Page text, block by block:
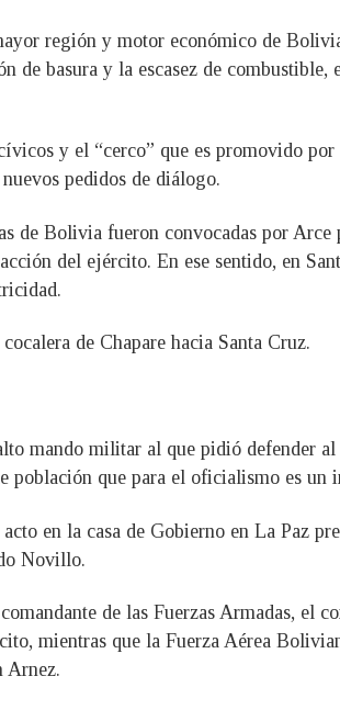
región y motor económico de
de basura y la escasez de
y el “cerco” que es promovido
pedidos de diálogo.
de Bolivia fueron convocadas por
del ejército. En ese sentido, en
de Chapare hacia Santa Cruz.
mando militar al que pidió defender
que para el oficialismo es un
en la casa de Gobierno en La Paz
Novillo.
de las Fuerzas Armadas, el
mientras que la Fuerza Aérea
Arnez.